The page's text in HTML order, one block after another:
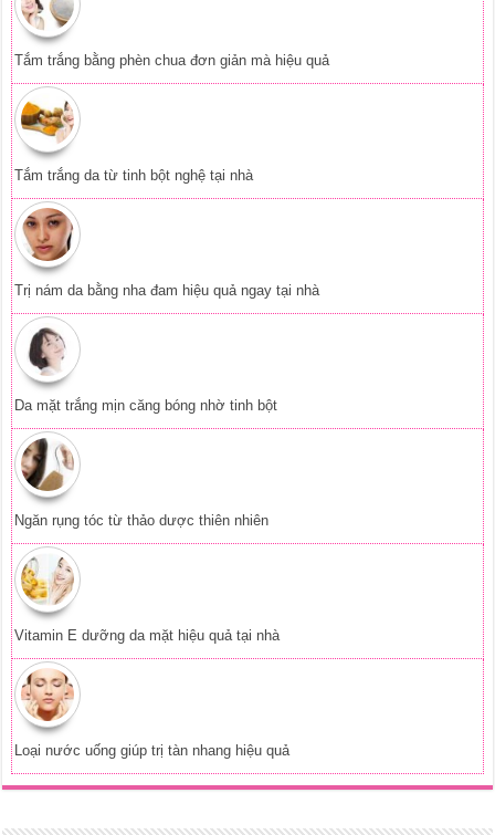
Tắm trắng bằng phèn chua đơn giản mà hiệu quả
Tắm trắng da từ tinh bột nghệ tại nhà
Trị nám da bằng nha đam hiệu quả ngay tại nhà
Da mặt trắng mịn căng bóng nhờ tinh bột
Ngăn rụng tóc từ thảo dược thiên nhiên
Vitamin E dưỡng da mặt hiệu quả tại nhà
Loại nước uống giúp trị tàn nhang hiệu quả